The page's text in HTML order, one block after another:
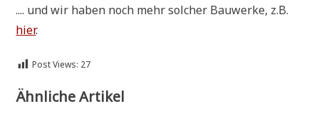
.... und wir haben noch mehr sol­cher Bau­wer­ke, z.B.
hier.
Post Views: 27
Ähnliche Artikel